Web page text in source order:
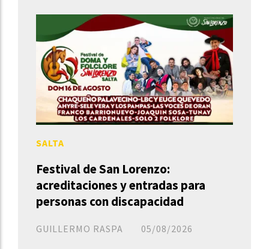
Festival de San Lorenzo:
acreditaciones y entradas para
personas con discapacidad
GUILLERMO RASPA
SALTA
05/08/2026